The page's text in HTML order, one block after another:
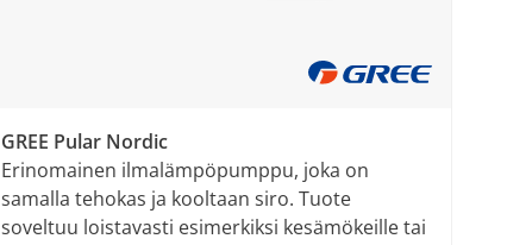
GREE Pular Nordic
Erinomainen ilmalämpöpumppu, joka on
samalla tehokas ja kooltaan siro. Tuote
soveltuu loistavasti esimerkiksi kesämökeille tai